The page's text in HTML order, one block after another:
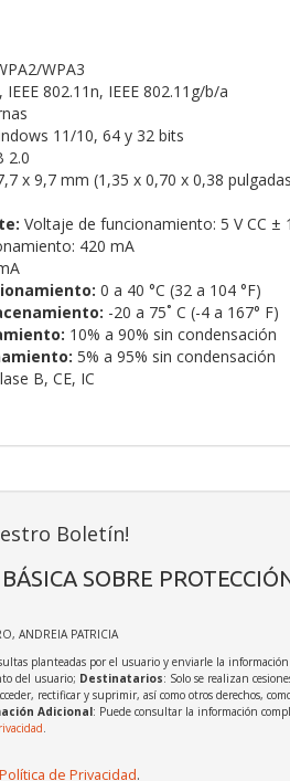
WPA3
IEEE 802.11n, IEEE 802.11g/b/a
11/10, 64 y 32 bits
2.0
x 9,7 mm (1,35 x 0,70 x 0,38
Voltaje de funcionamiento: 5 V CC ±
420 mA
0 a 40 °C (32 a 104 °F)
-20 a 75˚ C (-4 a 167° F)
10% a 90% sin condensación
5% a 95% sin condensación
B, CE, IC
Boletín!
SOBRE
ANDREIA PATRICIA
planteadas por el usuario y enviarle la
del usuario; Destinatarios: Solo se realizan
rectificar y suprimir, así como otros derechos,
Adicional: Puede consultar la información
.
Política de Privacidad.